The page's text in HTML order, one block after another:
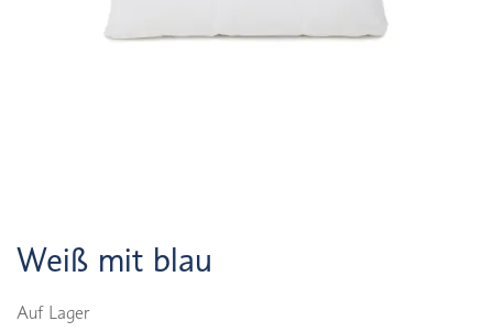
Weiß mit blau
Auf Lager